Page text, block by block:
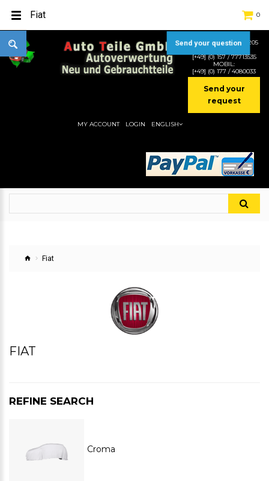
TEL:[+49] (0) 2232-5205
MOBIL:
[+49] (0) 157 / 77713535
MOBIL:
[+49] (0) 177 / 4080033
Send your
request
0
MY ACCOUNT LOGIN ENGLISH
Fiat
FIAT
REFINE SEARCH
Croma
Fiat
Send your question